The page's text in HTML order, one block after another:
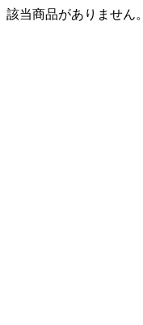
該当商品がありません。